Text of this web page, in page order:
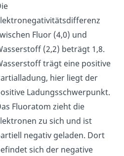
Fluor (4,0) und
(2,2) beträgt 1,8.
trägt eine positive
hier liegt der
Ladungsschwerpunkt.
Fluoratom zieht die
zu sich und ist
negativ geladen. Dort
sich der negative